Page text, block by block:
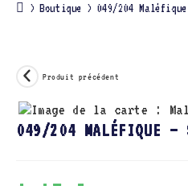
> Boutique > 049/204
Produit précédent
049/204 MALÉFIQUE –